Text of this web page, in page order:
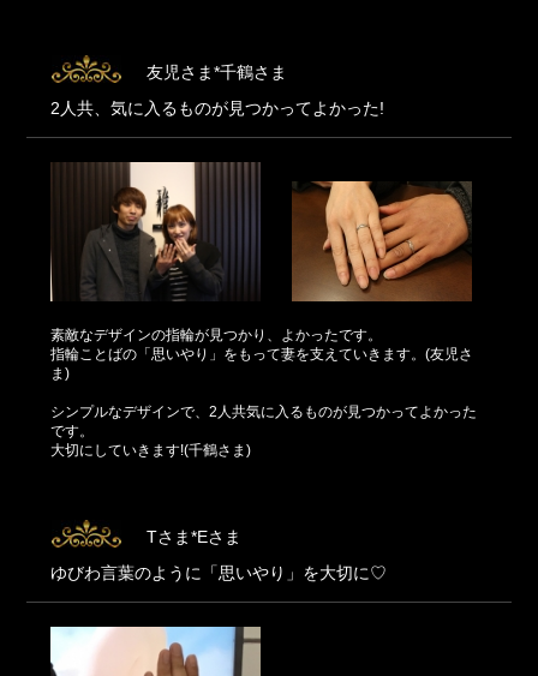
友児さま*千鶴さま
2人共、気に入るものが見つかってよかった!
素敵なデザインの指輪が見つかり、よかったです。
指輪ことばの「思いやり」をもって妻を支えていきます。(友児さ
ま)
シンプルなデザインで、2人共気に入るものが見つかってよかった
です。
大切にしていきます!(千鶴さま)
Tさま*Eさま
ゆびわ言葉のように「思いやり」を大切に♡